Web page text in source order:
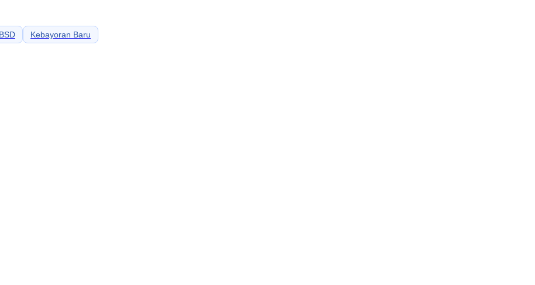
BSD Kebayoran Baru